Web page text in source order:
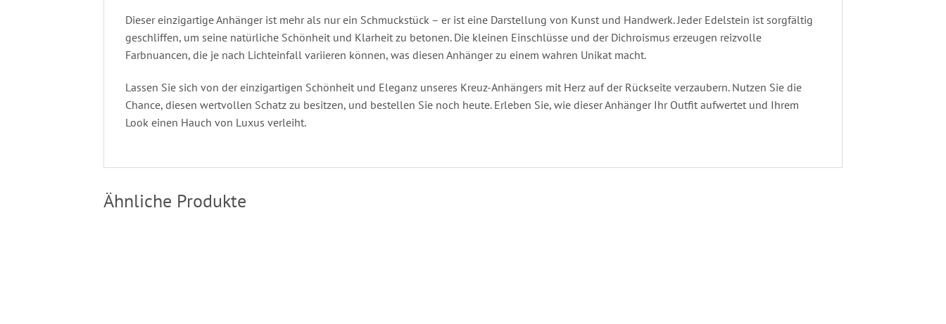
Dieser einzigartige Anhänger ist mehr als nur ein Schmuckstück – er ist eine Darstellung von Kunst und Handwerk. Jeder Edelstein ist sorgfältig
geschliffen, um seine natürliche Schönheit und Klarheit zu betonen. Die kleinen Einschlüsse und der Dichroismus erzeugen reizvolle
Farbnuancen, die je nach Lichteinfall variieren können, was diesen Anhänger zu einem wahren Unikat macht.
Lassen Sie sich von der einzigartigen Schönheit und Eleganz unseres Kreuz-Anhängers mit Herz auf der Rückseite verzaubern. Nutzen Sie die
Chance, diesen wertvollen Schatz zu besitzen, und bestellen Sie noch heute. Erleben Sie, wie dieser Anhänger Ihr Outfit aufwertet und Ihrem
Look einen Hauch von Luxus verleiht.
Ähnliche Produkte